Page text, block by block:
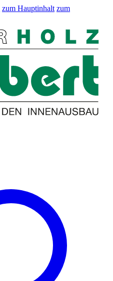
zum Hauptinhalt zum